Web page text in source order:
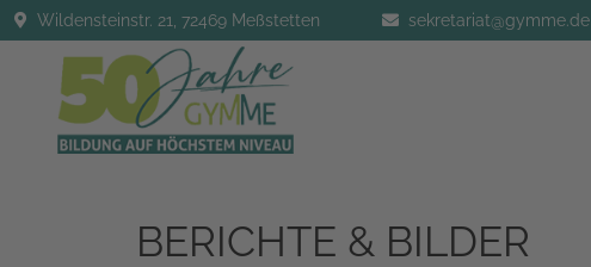
Wildensteinstr. 21, 72469 Meßstetten sekretariat@gymme.de
BERICHTE & BILDER